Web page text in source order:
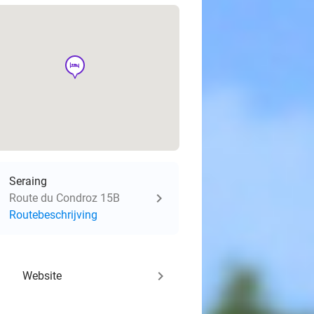
hotel
Seraing
Route du Condroz 15B
Routebeschrijving
Website keyboard_arrow_right